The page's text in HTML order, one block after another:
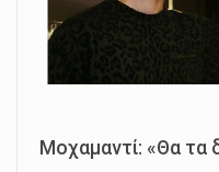
Μοχαμαντί: «Θα τα